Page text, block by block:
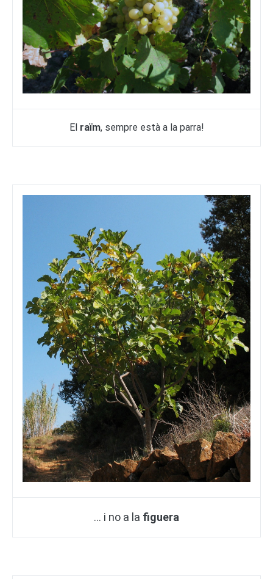
El raïm, sempre està a la parra!
… i no a la figuera